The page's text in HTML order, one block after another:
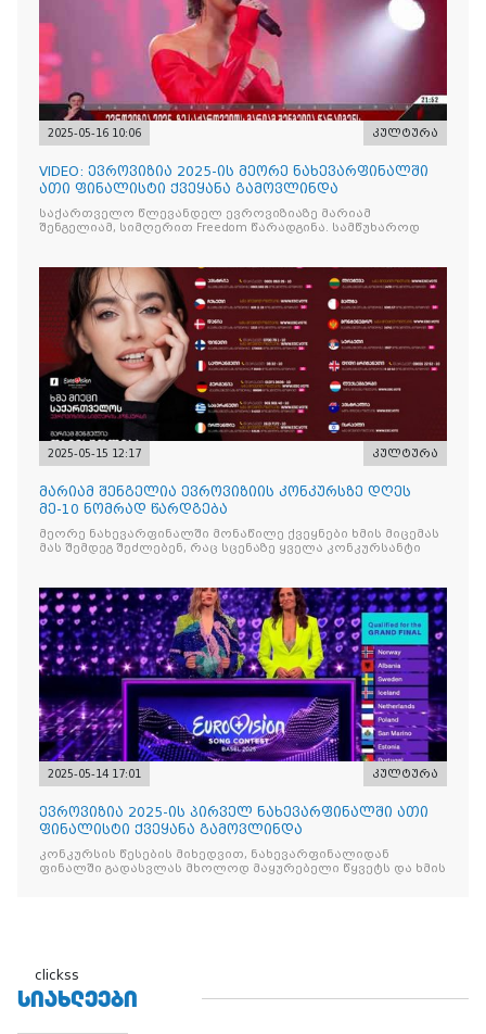
2025-05-16 10:06 კულტურა
VIDEO: ევროვიზია 2025-ის მეორე ნახევარფინალში
ათი ფინალისტი ქვეყანა გამოვლინდა
საქართველო წლევანდელ ევროვიზიაზე მარიამ
შენგელიამ, სიმღერით Freedom წარადგინა. სამწუხაროდ
2025-05-15 12:17 კულტურა
მარიამ შენგელია ევროვიზიის კონკურსზე დღეს
მე-10 ნომრად წარდგება
მეორე ნახევარფინალში მონაწილე ქვეყნები ხმის მიცემას
მას შემდეგ შეძლებენ, რაც სცენაზე ყველა კონკურსანტი
2025-05-14 17:01 კულტურა
ევროვიზია 2025-ის პირველ ნახევარფინალში ათი
ფინალისტი ქვეყანა გამოვლინდა
კონკურსის წესების მიხედვით, ნახევარფინალიდან
ფინალში გადასვლას მხოლოდ მაყურებელი წყვეტს და ხმის
clickss
ᲡᲘᲐᲮᲚᲔᲔᲑᲘ